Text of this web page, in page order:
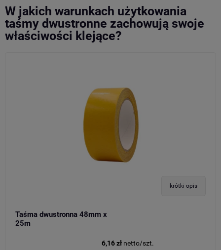
W jakich warunkach użytkowania
taśmy dwustronne zachowują swoje
właściwości klejące?
krótki opis
Taśma dwustronna 48mm x
25m
6,16 zł netto/szt.